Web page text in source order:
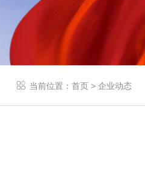
当前位置： 首页 > 企业动态